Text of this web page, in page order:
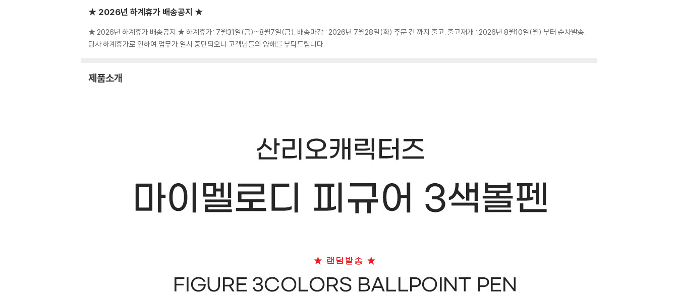
★ 2026년 하계휴가 배송공지 ★
★ 2026년 하계휴가 배송공지 ★ 하계휴가: 7월31일(금)~8월7일(금). 배송마감 : 2026년 7월28일(화) 주문 건 까지 출고. 출고재개 : 2026년 8월10일(월) 부터 순차발송.
당사 하계휴가로 인하여 업무가 일시 중단되오니 고객님들의 양해를 부탁드립니다.
제품소개